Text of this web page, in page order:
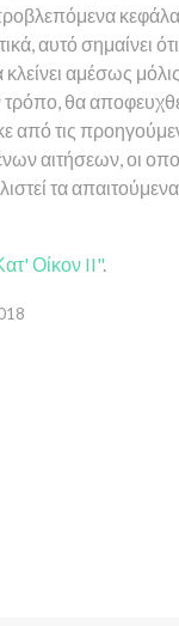
αυτό σημαίνει
αμέσως
τρόπο, θα
από τις
αιτήσεων, οι
τα απαιτούμενα
Οίκον II".
"ΕΞΟΙΚΟΝΟΜΏ